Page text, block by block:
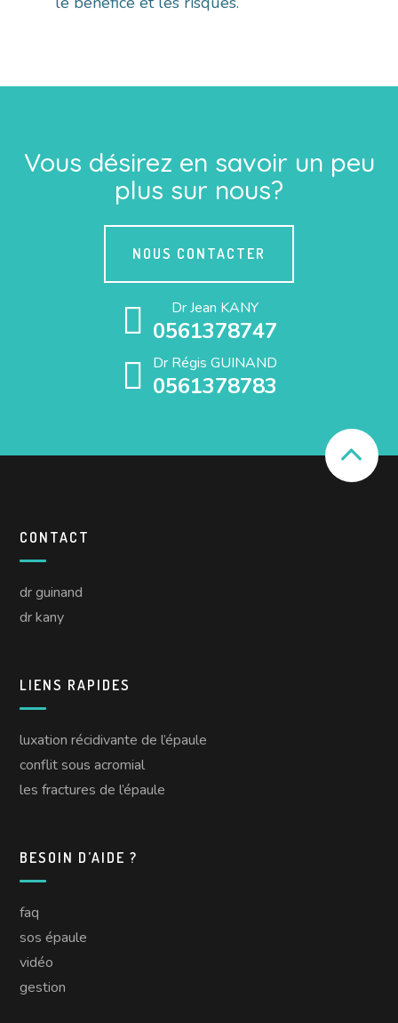
Vous désirez en savoir un peu
plus sur nous?
NOUS CONTACTER
Dr Jean KANY
0561378747
Dr Régis GUINAND
0561378783
CONTACT
dr guinand
dr kany
LIENS RAPIDES
luxation récidivante de l’épaule
conflit sous acromial
les fractures de l’épaule
BESOIN D’AIDE ?
faq
sos épaule
vidéo
gestion